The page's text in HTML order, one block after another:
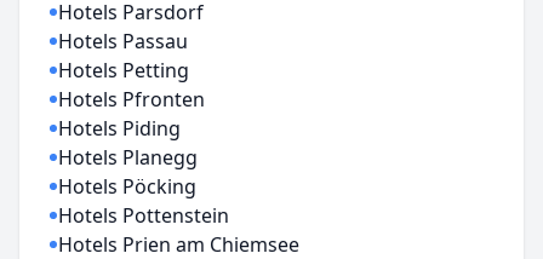
Hotels Parsdorf
Hotels Passau
Hotels Petting
Hotels Pfronten
Hotels Piding
Hotels Planegg
Hotels Pöcking
Hotels Pottenstein
Hotels Prien am Chiemsee